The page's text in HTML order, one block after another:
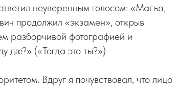
неуверенным голосом: «Магъа,
продолжил «экзамен», открыв
разборчивой фотографией и
дæ?» («Тогда это ты?»)
Вдруг я почувствовал, что лицо